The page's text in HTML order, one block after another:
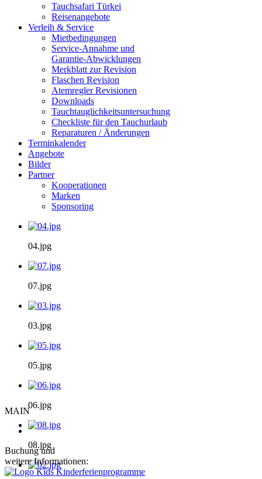
Tauchsafari Türkei
Reisenangebote
Verleih & Service
Mietbedingungen
Service-Annahme und
Garantie-Abwicklungen
Merkblatt zur Revision
Flaschen Revision
Atemregler Revisionen
Downloads
Tauchtauglichkeitsuntersuchung
Checkliste für den Tauchurlaub
Reparaturen / Änderungen
Terminkalender
Angebote
Bilder
Partner
Kooperationen
Marken
Sponsoring
04.jpg
07.jpg
03.jpg
05.jpg
06.jpg
08.jpg
MAIN
Buchung und
weitere Informationen: